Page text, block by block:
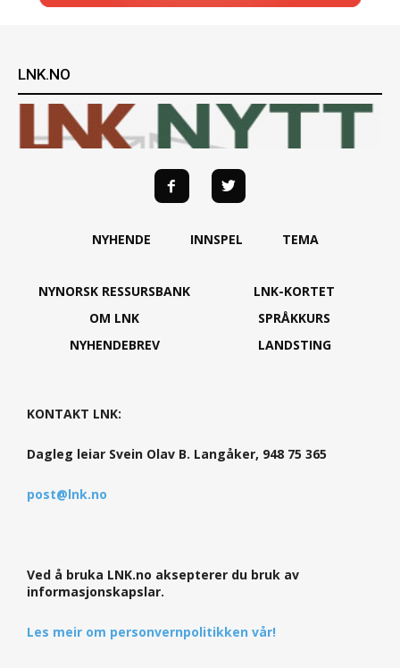
LNK.NO
NYHENDE INNSPEL TEMA
NYNORSK RESSURSBANK
OM LNK
NYHENDEBREV
LNK-KORTET
SPRÅKKURS
LANDSTING
KONTAKT LNK:
Dagleg leiar Svein Olav B. Langåker, 948 75 365
post@lnk.no
Ved å bruka LNK.no aksepterer du bruk av
informasjonskapslar.
Les meir om personvernpolitikken vår!